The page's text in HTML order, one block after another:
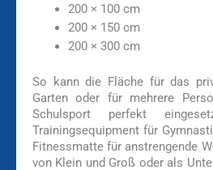
200 × 100 cm
200 × 150 cm
200 × 300 cm
So kann die Fläche für das
Garten oder für mehrere
Schulsport perfekt
Trainingsequipment für
Fitnessmatte für anstrengende
von Klein und Groß oder als